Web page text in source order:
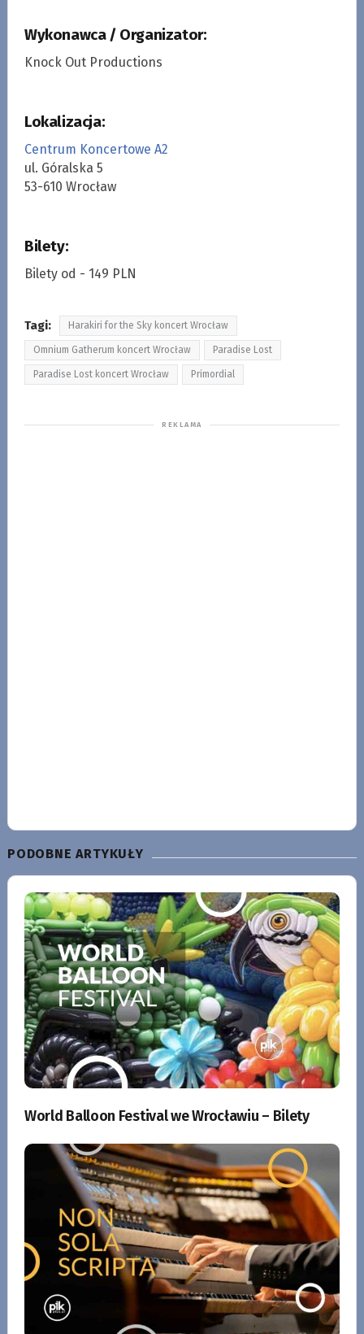
Wykonawca / Organizator:
Knock Out Productions
Lokalizacja:
Centrum Koncertowe A2
ul. Góralska 5
53-610 Wrocław
Bilety:
Bilety od - 149 PLN
Tagi: Harakiri for the Sky koncert Wrocław
Omnium Gatherum koncert Wrocław Paradise Lost
Paradise Lost koncert Wrocław Primordial
PODOBNE ARTYKUŁY
World Balloon Festival we Wrocławiu – Bilety